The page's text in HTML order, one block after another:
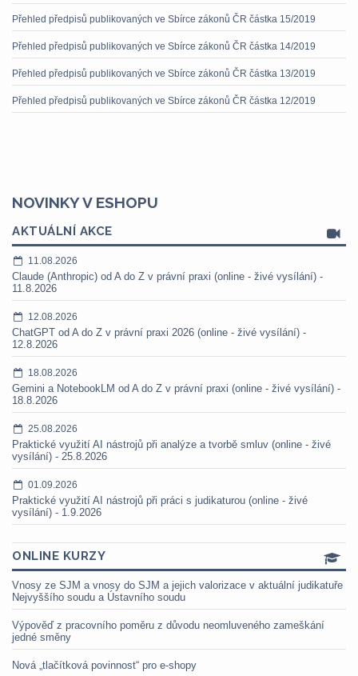
Přehled předpisů publikovaných ve Sbírce zákonů ČR částka 15/2019
Přehled předpisů publikovaných ve Sbírce zákonů ČR částka 14/2019
Přehled předpisů publikovaných ve Sbírce zákonů ČR částka 13/2019
Přehled předpisů publikovaných ve Sbírce zákonů ČR částka 12/2019
NOVINKY V ESHOPU
AKTUÁLNÍ AKCE
11.08.2026
Claude (Anthropic) od A do Z v právní praxi (online - živé vysílání) -
11.8.2026
12.08.2026
ChatGPT od A do Z v právní praxi 2026 (online - živé vysílání) -
12.8.2026
18.08.2026
Gemini a NotebookLM od A do Z v právní praxi (online - živé vysílání) -
18.8.2026
25.08.2026
Praktické využití AI nástrojů při analýze a tvorbě smluv (online - živé
vysílání) - 25.8.2026
01.09.2026
Praktické využití AI nástrojů při práci s judikaturou (online - živé
vysílání) - 1.9.2026
ONLINE KURZY
Vnosy ze SJM a vnosy do SJM a jejich valorizace v aktuální judikatuře
Nejvyššího soudu a Ústavního soudu
Výpověď z pracovního poměru z důvodu neomluveného zameškání
jedné směny
Nová „tlačítková povinnost“ pro e-shopy